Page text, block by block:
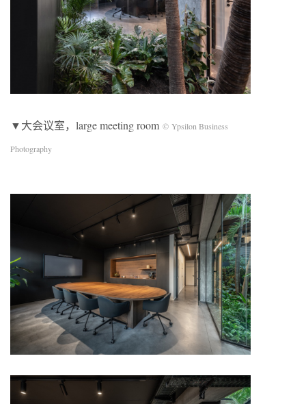
▼大会议室，large meeting room © Ypsilon Business
Photography